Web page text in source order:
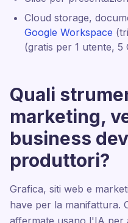
Cloud storage,
Google Workspace
(gratis per 1 utente, 5
Quali
marketing,
business
produttori?
Grafica, siti web e
have per la manifattura.
affermate usano l'IA per